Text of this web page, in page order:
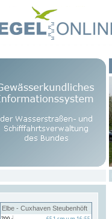
Elbe - Cuxhaven Steubenhöft